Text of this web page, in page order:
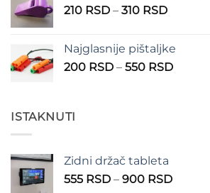
210 RSD – 310 RSDRaspon
210 RSD
do
Najglasnije pištaljke
200 RSD – 550 RSDRaspon
ISTAKNUTI
Zidni držač tableta
555 RSD – 900 RSDRaspon